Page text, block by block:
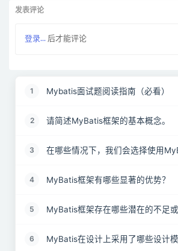
发表评论
登录... 后才能评论
1 Mybatis面试题阅读指南（必看）
2 请简述MyBatis框架的基本概念。
3 在哪些情况下，我们会选择使用
4 MyBatis框架有哪些显著的优势？
5 MyBatis框架存在哪些潜在的不足或
6 MyBatis在设计上采用了哪些设计模